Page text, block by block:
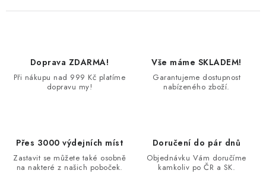
Doprava ZDARMA!
Při nákupu nad 999 Kč platíme
dopravu my!
Vše máme SKLADEM!
Garantujeme dostupnost
nabízeného zboží.
Přes 3000 výdejních míst
Zastavit se můžete také osobně
na nakteré z našich poboček.
Doručení do pár dnů
Objednávku Vám doručíme
kamkoliv po ČR a SK.